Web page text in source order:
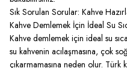
Sık Sorulan Sorular: Kahve
Kahve Demlemek İçin İdeal Su
Kahve demlemek için ideal su
su kahvenin acılaşmasına, çok
çıkarmamasına neden olur. Türk